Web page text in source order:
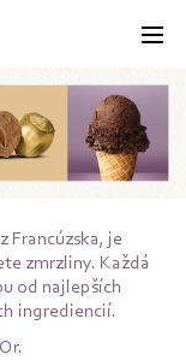
Menu
Francúzska, je
zmrzliny. Každá
od najlepších
ingrediencií.